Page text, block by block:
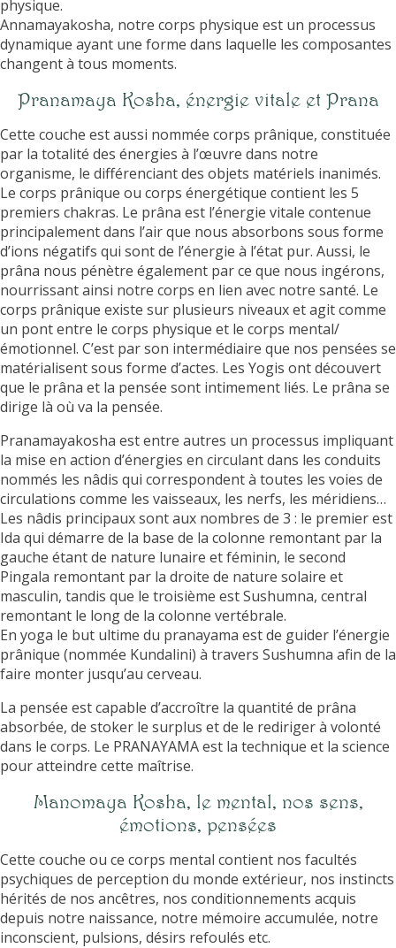
physique.
Annamayakosha, notre corps physique est un processus
dynamique ayant une forme dans laquelle les composantes
changent à tous moments.
Pranamaya Kosha, énergie vitale et Prana
Cette couche est aussi nommée corps prânique, constituée
par la totalité des énergies à l’œuvre dans notre
organisme, le différenciant des objets matériels inanimés.
Le corps prânique ou corps énergétique contient les 5
premiers chakras. Le prâna est l’énergie vitale contenue
principalement dans l’air que nous absorbons sous forme
d’ions négatifs qui sont de l’énergie à l’état pur. Aussi, le
prâna nous pénètre également par ce que nous ingérons,
nourrissant ainsi notre corps en lien avec notre santé. Le
corps prânique existe sur plusieurs niveaux et agit comme
un pont entre le corps physique et le corps mental/
émotionnel. C’est par son intermédiaire que nos pensées se
matérialisent sous forme d’actes. Les Yogis ont découvert
que le prâna et la pensée sont intimement liés. Le prâna se
dirige là où va la pensée.
Pranamayakosha est entre autres un processus impliquant
la mise en action d’énergies en circulant dans les conduits
nommés les nâdis qui correspondent à toutes les voies de
circulations comme les vaisseaux, les nerfs, les méridiens…
Les nâdis principaux sont aux nombres de 3 : le premier est
Ida qui démarre de la base de la colonne remontant par la
gauche étant de nature lunaire et féminin, le second
Pingala remontant par la droite de nature solaire et
masculin, tandis que le troisième est Sushumna, central
remontant le long de la colonne vertébrale.
En yoga le but ultime du pranayama est de guider l’énergie
prânique (nommée Kundalini) à travers Sushumna afin de la
faire monter jusqu’au cerveau.
La pensée est capable d’accroître la quantité de prâna
absorbée, de stoker le surplus et de le rediriger à volonté
dans le corps. Le PRANAYAMA est la technique et la science
pour atteindre cette maîtrise.
Manomaya Kosha, le mental, nos sens,
émotions, pensées
Cette couche ou ce corps mental contient nos facultés
psychiques de perception du monde extérieur, nos instincts
hérités de nos ancêtres, nos conditionnements acquis
depuis notre naissance, notre mémoire accumulée, notre
inconscient, pulsions, désirs refoulés etc.